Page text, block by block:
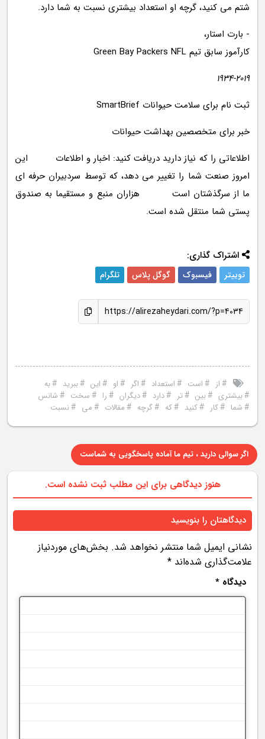
شتم می کنید، گرچه او استعداد بیشتری نسبت به شما دارد.
- بارت استار،
کارآموز سابق تیم Green Bay Packers NFL
1934-2019
ثبت نام برای سلامت حیوانات SmartBrief
خبر برای متخصصین بهداشت حیوانات
اطلاعاتی را که نیاز دارید دریافت کنید: اخبار و اطلاعات این
امروز صنعت شما را تغییر می دهد، که توسط سردبیران حرفه ای
ما از سرگذشتان است هزاران منبع و مستقیما به صندوق
پستی شما منتقل شده است.
اشتراک گذاری:
توییتر فیسبوک گوگل پلاس تلگرام
https://alirezaheydari.com/?p=4034
#از #است #استعداد #اگر #او #این #ببرید #به
#بیشتری #بین #تر #دارد #دیگران #را #سخت #شانس
#شما #کار #کنید #که #گرچه #مقالات #می #نسبت
اگر سوالی دارید ، تیم ما آماده پاسخگویی به شماست
هنوز دیدگاهی برای این مطلب ثبت نشده است.
دیدگاهتان را بنویسید
نشانی ایمیل شما منتشر نخواهد شد. بخش‌های موردنیاز
علامت‌گذاری شده‌اند *
دیدگاه *